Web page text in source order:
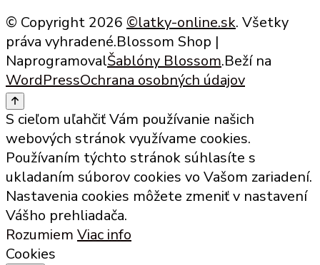
5,15 €.3,58 €.
© Copyright 2026 ©latky-online.sk. Všetky
práva vyhradené.Blossom Shop |
NaprogramovalŠablóny Blossom.Beží na
WordPressOchrana osobných údajov
S cieľom uľahčiť Vám používanie našich
webových stránok využívame cookies.
Používaním týchto stránok súhlasíte s
ukladaním súborov cookies vo Vašom zariadení.
Nastavenia cookies môžete zmeniť v nastavení
Vášho prehliadača.
Rozumiem Viac info
Cookies